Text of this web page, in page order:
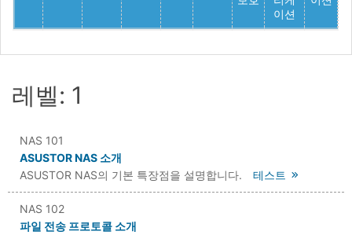
이션
레벨: 1
NAS 101
ASUSTOR NAS 소개
ASUSTOR NAS의 기본 특장점을 설명합니다.
테스트
NAS 102
파일 전송 프로토콜 소개